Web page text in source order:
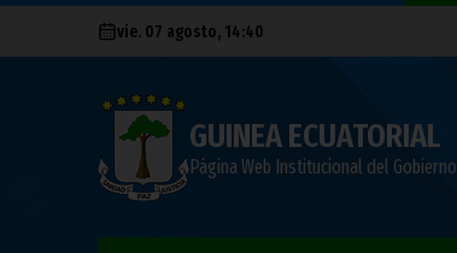
vie. 07 agosto, 14:40
GUINEA ECUATORIAL
Página Web Institucional del Gobierno